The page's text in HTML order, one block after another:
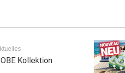
Kollektion